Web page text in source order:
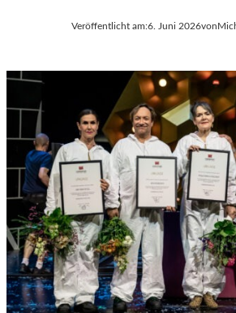
Veröffentlicht am:6. Juni 2026von